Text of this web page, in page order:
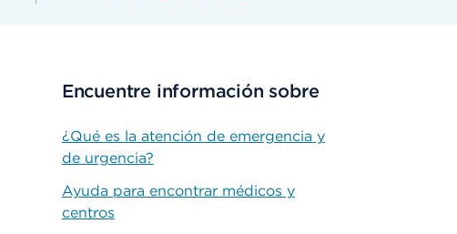
Encuentre información sobre
¿Qué es la atención de emergencia y
de urgencia?
Ayuda para encontrar médicos y
centros